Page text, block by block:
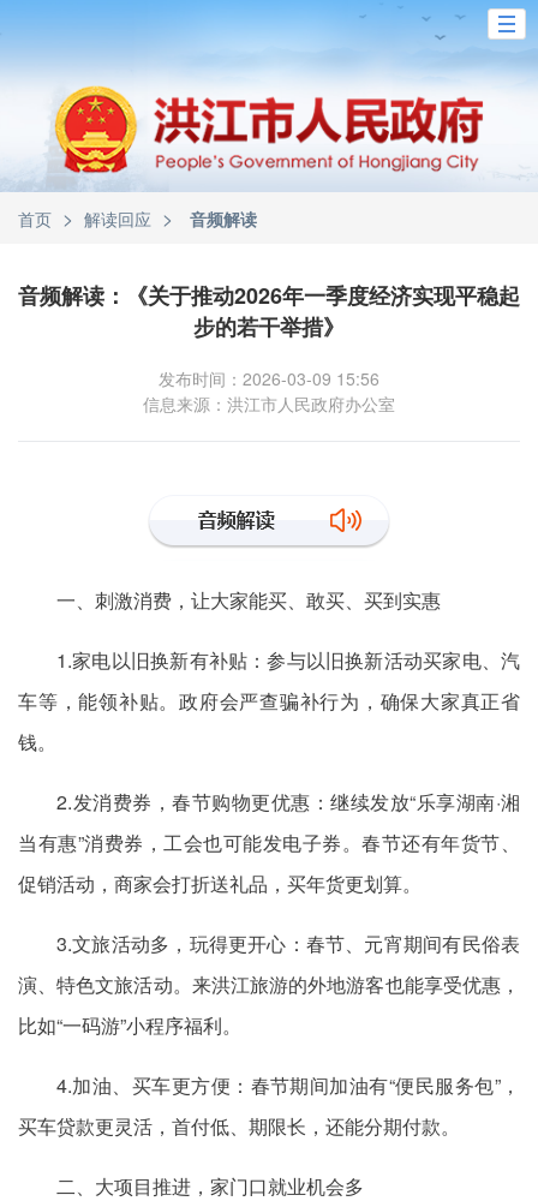
首页 > 解读回应 > 音频解读
音频解读：《关于推动2026年一季度经济实现平稳起
步的若干举措》
发布时间：2026-03-09 15:56
信息来源：洪江市人民政府办公室
一、刺激消费，让大家能买、敢买、买到实惠
1.家电以旧换新有补贴：参与以旧换新活动买家电、汽
车等，能领补贴。政府会严查骗补行为，确保大家真正省
钱。
2.发消费券，春节购物更优惠：继续发放“乐享湖南·湘
当有惠”消费券，工会也可能发电子券。春节还有年货节、
促销活动，商家会打折送礼品，买年货更划算。
3.文旅活动多，玩得更开心：春节、元宵期间有民俗表
演、特色文旅活动。来洪江旅游的外地游客也能享受优惠，
比如“一码游”小程序福利。
4.加油、买车更方便：春节期间加油有“便民服务包”，
买车贷款更灵活，首付低、期限长，还能分期付款。
二、大项目推进，家门口就业机会多